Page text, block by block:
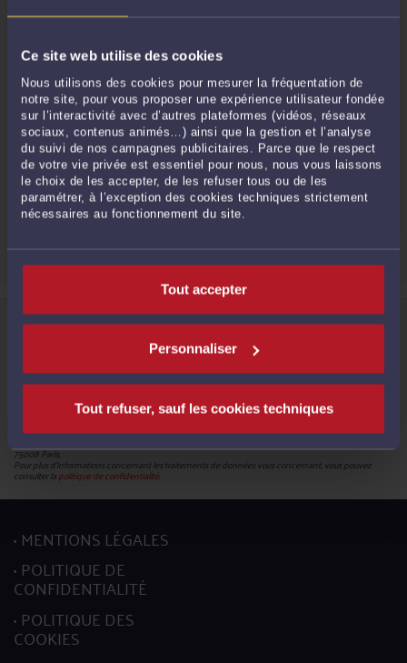
Ce site web utilise des cookies
Nous utilisons des cookies pour mesurer la fréquentation de
notre site, pour vous proposer une expérience utilisateur fondée
sur l’interactivité avec d’autres plateformes (vidéos, réseaux
sociaux, contenus animés…) ainsi que la gestion et l’analyse
du suivi de nos campagnes publicitaires. Parce que le respect
de votre vie privée est essentiel pour nous, nous vous laissons
le choix de les accepter, de les refuser tous ou de les
paramétrer, à l’exception des cookies techniques strictement
nécessaires au fonctionnement du site.
Tout accepter
Personnaliser
Tout refuser, sauf les cookies techniques
Message(facultatif)
CONTINUER
Informations relatives à la protection de vos données
met en œuvre un traitement de données caractère personnel en vue de la création de votre compte
pour pouvoir accéder aux services proposés par la plateforme et bénéficier de ces derniers.
mettre à jour votre profil.
Conformément à la réglementation en vigueur, vous disposez du droit de demander l'accès, la
rectification, l’effacement et la portabilité de vos données ainsi que la limitation du traitement. Vous
pouvez en outre retirer votre consentement pour les traitements basés sur ce fondement juridique.
L’exercice de ces droits s’effectuent, auprès du délégué à la protection des données, par l’envoi soit
d’un courriel à l’adresse mail :donneespersonnelles@cnb.avocat.fr, soit d’un courrier par voie postale à
75008 Paris.
Pour plus d’informations concernant les traitements de données vous concernant, vous pouvez
consulter lapolitique de confidentialité.
MENTIONS LÉGALES
POLITIQUE DE
CONFIDENTIALITÉ
POLITIQUE DES
COOKIES